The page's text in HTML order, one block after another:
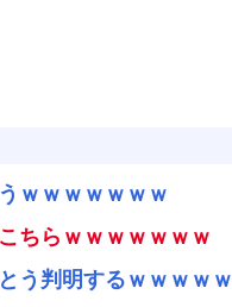
ｗｗｗｗｗｗｗ
ちらｗｗｗｗｗｗｗ
う判明するｗｗｗｗｗ